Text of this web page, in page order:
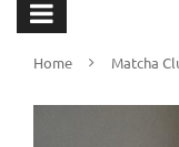
Home Matcha